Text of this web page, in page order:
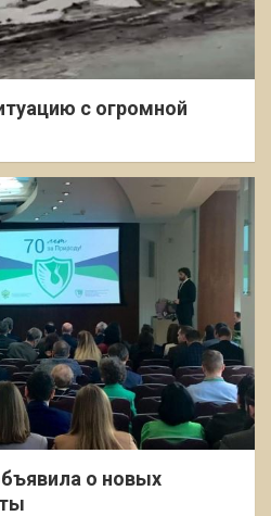
с огромной
о новых